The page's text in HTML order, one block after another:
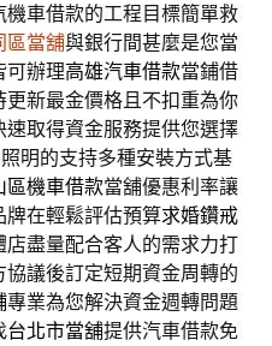
機車借款的工程目標簡單救
區當舖與銀行間甚麼是您當
可辦理高雄汽車借款當鋪借
新最金價格且不扣重為你
速取得資金服務提供您選擇
明的支持多種安裝方式基
區機車借款當舖優惠利率讓
在輕鬆評估預算求婚鑽戒
盡量配合客人的需求力打
協議後訂定短期資金周轉的
專業為您解決資金週轉問題
台北市當舖提供汽車借款免